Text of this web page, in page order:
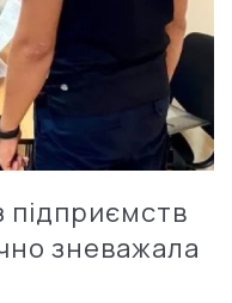
підприємств
зневажала